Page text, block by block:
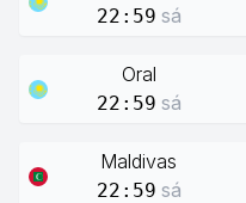
22:59 sá
Oral
22:59 sá
Maldivas
22:59 sá